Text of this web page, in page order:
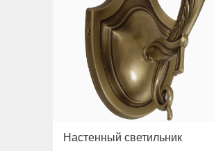
Настенный светильник